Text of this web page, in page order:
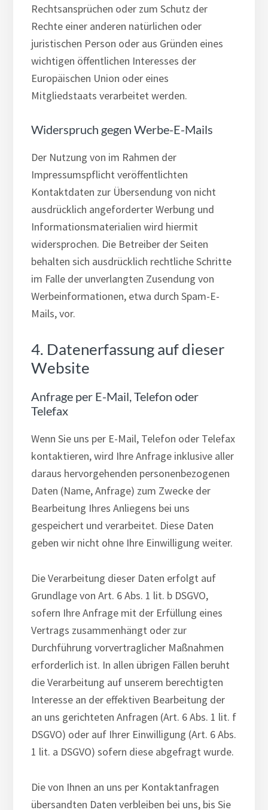
Rechtsansprüchen oder zum Schutz der
Rechte einer anderen natürlichen oder
juristischen Person oder aus Gründen eines
wichtigen öffentlichen Interesses der
Europäischen Union oder eines
Mitgliedstaats verarbeitet werden.
Widerspruch gegen Werbe-E-Mails
Der Nutzung von im Rahmen der
Impressumspflicht veröffentlichten
Kontaktdaten zur Übersendung von nicht
ausdrücklich angeforderter Werbung und
Informationsmaterialien wird hiermit
widersprochen. Die Betreiber der Seiten
behalten sich ausdrücklich rechtliche Schritte
im Falle der unverlangten Zusendung von
Werbeinformationen, etwa durch Spam-E-
Mails, vor.
4. Datenerfassung auf dieser
Website
Anfrage per E-Mail, Telefon oder
Telefax
Wenn Sie uns per E-Mail, Telefon oder Telefax
kontaktieren, wird Ihre Anfrage inklusive aller
daraus hervorgehenden personenbezogenen
Daten (Name, Anfrage) zum Zwecke der
Bearbeitung Ihres Anliegens bei uns
gespeichert und verarbeitet. Diese Daten
geben wir nicht ohne Ihre Einwilligung weiter.
Die Verarbeitung dieser Daten erfolgt auf
Grundlage von Art. 6 Abs. 1 lit. b DSGVO,
sofern Ihre Anfrage mit der Erfüllung eines
Vertrags zusammenhängt oder zur
Durchführung vorvertraglicher Maßnahmen
erforderlich ist. In allen übrigen Fällen beruht
die Verarbeitung auf unserem berechtigten
Interesse an der effektiven Bearbeitung der
an uns gerichteten Anfragen (Art. 6 Abs. 1 lit. f
DSGVO) oder auf Ihrer Einwilligung (Art. 6 Abs.
1 lit. a DSGVO) sofern diese abgefragt wurde.
Die von Ihnen an uns per Kontaktanfragen
übersandten Daten verbleiben bei uns, bis Sie